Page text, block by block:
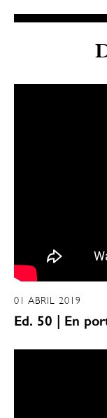
01 ABRIL 2019
Ed. 50 | En